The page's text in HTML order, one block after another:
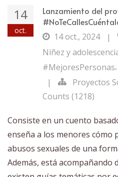
14
oct.
Lanzamiento del
14 oct., 2024
|
Niñez y
#MejoresPersonas,
|
Proyectos
Counts (1218)
Consiste en un cuento
enseña a los menores cómo
abusos sexuales de una
Además, está acompañando